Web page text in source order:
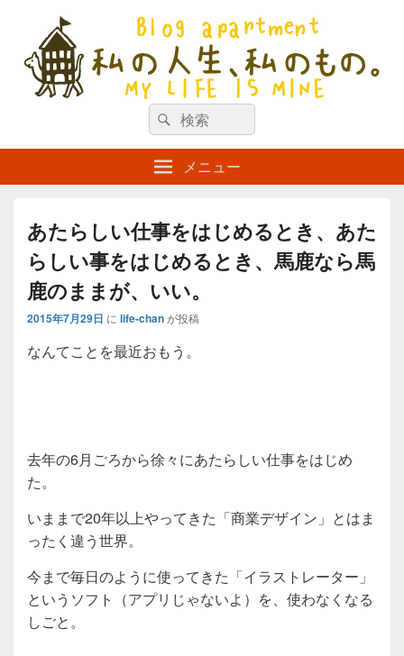
私の人生、私のもの。【新館】
検
索
対
象:
検
索
メニュー
あたらしい仕事をはじめるとき、あた
らしい事をはじめるとき、馬鹿なら馬
鹿のままが、いい。
2015年7月29日 に life-chanが投稿
なんてことを最近おもう。
去年の6月ごろから徐々にあたらしい仕事をはじめ
た。
いままで20年以上やってきた「商業デザイン」とはま
ったく違う世界。
今まで毎日のように使ってきた「イラストレーター」
というソフト（アプリじゃないよ）を、使わなくなる
しごと。